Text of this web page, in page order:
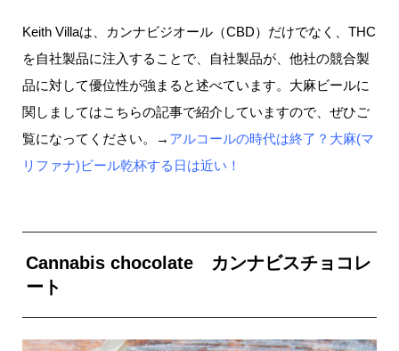
Keith Villaは、カンナビジオール（CBD）だけでなく、THC
を自社製品に注入することで、自社製品が、他社の競合製
品に対して優位性が強まると述べています。大麻ビールに
関しましてはこちらの記事で紹介していますので、ぜひご
覧になってください。→ アルコールの時代は終了？大麻(マ
リファナ)ビール乾杯する日は近い！
Cannabis chocolate カンナビスチョコレ
ート